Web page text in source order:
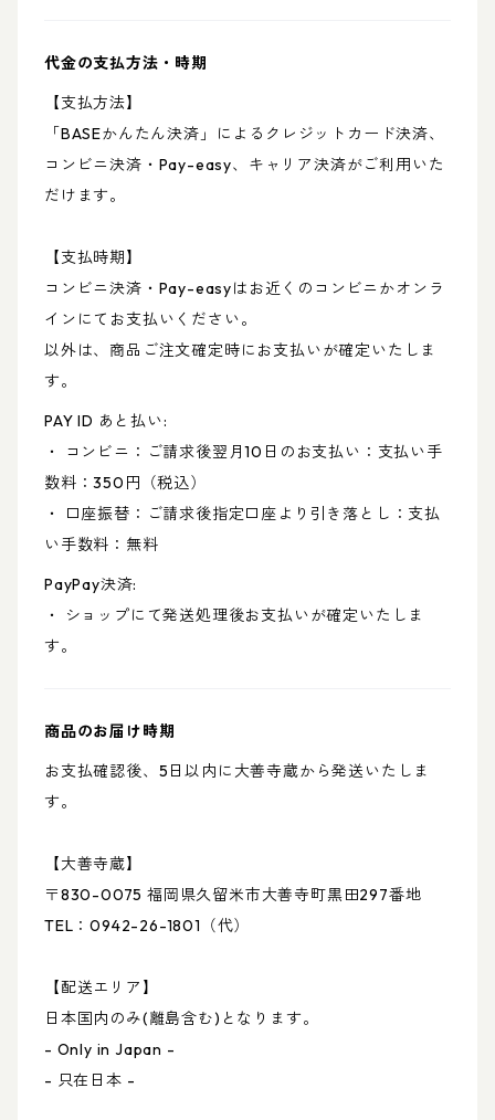
代金の支払方法・時期
【支払方法】
「BASEかんたん決済」によるクレジットカード決済、
コンビニ決済・Pay-easy、キャリア決済がご利用いた
だけます。
【支払時期】
コンビニ決済・Pay-easyはお近くのコンビニかオンラ
インにてお支払いください。
以外は、商品ご注文確定時にお支払いが確定いたしま
す。
PAY ID あと払い:
・ コンビニ：ご請求後翌月10日のお支払い：支払い手
数料：350円（税込）
・ 口座振替：ご請求後指定口座より引き落とし：支払
い手数料：無料
PayPay決済:
・ ショップにて発送処理後お支払いが確定いたしま
す。
商品のお届け時期
お支払確認後、5日以内に大善寺蔵から発送いたしま
す。
【大善寺蔵】
〒830-0075 福岡県久留米市大善寺町黒田297番地
TEL：0942-26-1801（代）
【配送エリア】
日本国内のみ(離島含む)となります。
- Only in Japan -
- 只在日本 -